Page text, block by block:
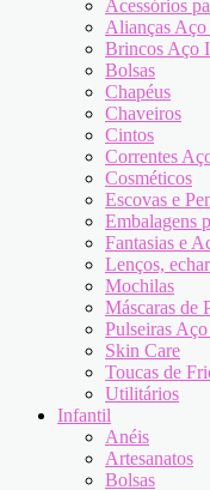
Acessórios
Alianças
Brincos Aço
Bolsas
Chapéus
Chaveiros
Cintos
Correntes
Cosméticos
Escovas e
Embalagens
Fantasias e
Lenços,
Mochilas
Máscaras de
Pulseiras
Skin Care
Toucas de
Utilitários
Infantil
Anéis
Artesanatos
Bolsas